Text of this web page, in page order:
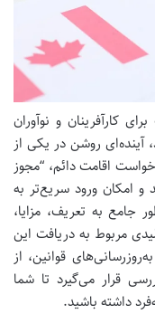
کارآفرینان و نوآوران
آینده‌ای روشن در یکی از
اقامت دائم، “مجوز
و امکان ورود سریع‌تر به
جامع به تعریف، مزایا،
مربوط به دریافت این
قوانین، از
قرار می‌گیرد تا شما
داشته باشید.